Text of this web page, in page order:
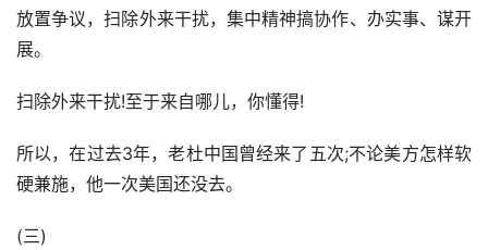
放置争议，扫除外来干扰，集中精神搞协作、办实事、谋开
展。
扫除外来干扰!至于来自哪儿，你懂得!
所以，在过去3年，老杜中国曾经来了五次;不论美方怎样软
硬兼施，他一次美国还没去。
(三)